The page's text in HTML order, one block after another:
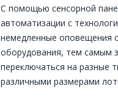
С помощью сенсорной
автоматизации с
немедленные оповещения
оборудования, тем самым
переключаться на разные
различными размерами